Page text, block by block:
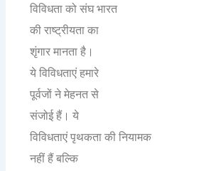
विविधता को संघभारत
की राष्ट्रीयता का
शृंगार मानता है।
ये विविधताएंहमारे
पूर्वजों नेमेहनत से
संजोईहैं। ये
विविधताएंपृथकता की नियामक
नहींहैंबल्कि